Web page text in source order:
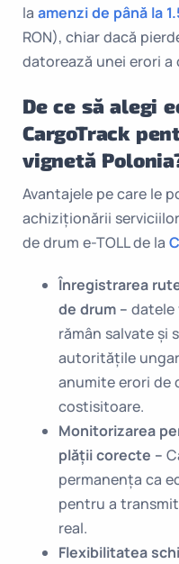
la amenzi de până la
RON), chiar dacă
datorează unei erori
De ce să alegi
CargoTrack
vignetă
Avantajele pe care le
achiziționării
de drum e-TOLL de la
Înregistrarea
de drum – datele
rămân salvate și
autoritățile
anumite erori de
costisitoare.
Monitorizarea
plății corecte –
permanența ca
pentru a
real.
Flexibilitatea